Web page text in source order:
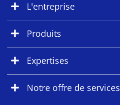
L'entreprise
Produits
Expertises
Notre offre de services